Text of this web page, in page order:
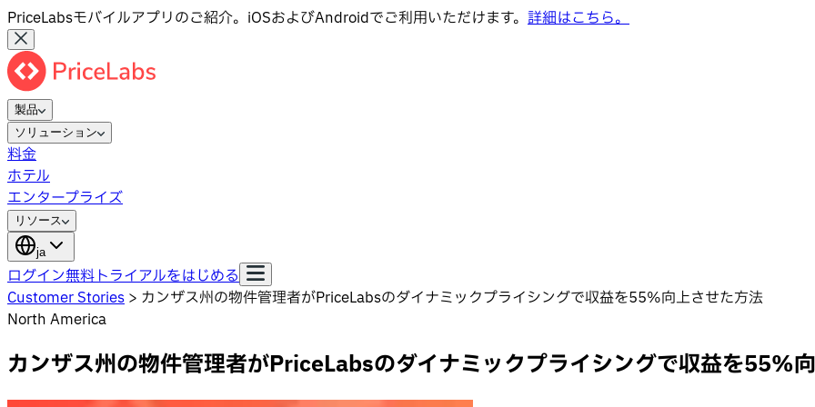
PriceLabsモバイルアプリのご紹介。iOSおよびAndroidでご利用いただけます。 詳細はこちら。
製品
ソリューション
料金
ホテル
エンタープライズ
リソース
ja
ログイン無料トライアルをはじめる
Customer Stories > カンザス州の物件管理者がPriceLabsのダイナミックプライシングで収益を55%向上させた方法
North America
カンザス州の物件管理者がPriceLabsのダイナミックプライシングで収益を55%